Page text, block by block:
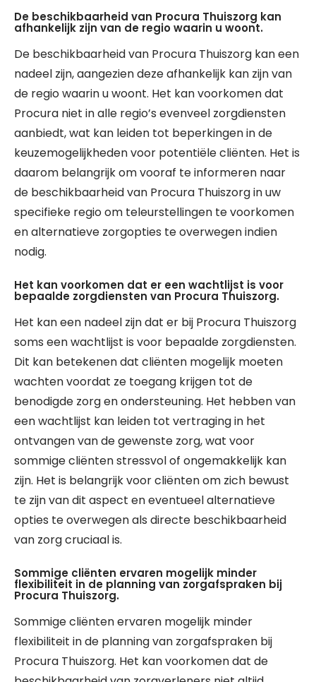
De beschikbaarheid van Procura Thuiszorg kan
afhankelijk zijn van de regio waarin u woont.
De beschikbaarheid van Procura Thuiszorg kan een
nadeel zijn, aangezien deze afhankelijk kan zijn van
de regio waarin u woont. Het kan voorkomen dat
Procura niet in alle regio’s evenveel zorgdiensten
aanbiedt, wat kan leiden tot beperkingen in de
keuzemogelijkheden voor potentiële cliënten. Het is
daarom belangrijk om vooraf te informeren naar
de beschikbaarheid van Procura Thuiszorg in uw
specifieke regio om teleurstellingen te voorkomen
en alternatieve zorgopties te overwegen indien
nodig.
Het kan voorkomen dat er een wachtlijst is voor
bepaalde zorgdiensten van Procura Thuiszorg.
Het kan een nadeel zijn dat er bij Procura Thuiszorg
soms een wachtlijst is voor bepaalde zorgdiensten.
Dit kan betekenen dat cliënten mogelijk moeten
wachten voordat ze toegang krijgen tot de
benodigde zorg en ondersteuning. Het hebben van
een wachtlijst kan leiden tot vertraging in het
ontvangen van de gewenste zorg, wat voor
sommige cliënten stressvol of ongemakkelijk kan
zijn. Het is belangrijk voor cliënten om zich bewust
te zijn van dit aspect en eventueel alternatieve
opties te overwegen als directe beschikbaarheid
van zorg cruciaal is.
Sommige cliënten ervaren mogelijk minder
flexibiliteit in de planning van zorgafspraken bij
Procura Thuiszorg.
Sommige cliënten ervaren mogelijk minder
flexibiliteit in de planning van zorgafspraken bij
Procura Thuiszorg. Het kan voorkomen dat de